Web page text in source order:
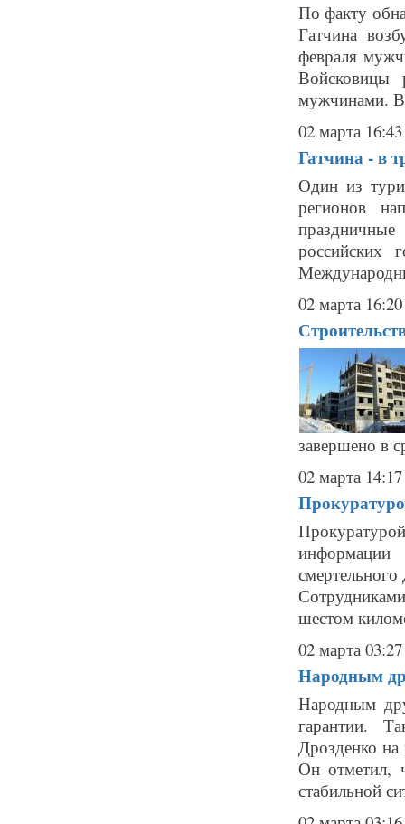
По факту
Гатчина
февраля
Войсковицы
мужчинами. В
02 марта 16:43
Гатчина - в
Один из
регионов
российских
02 марта 16:20
завершено в
02 марта 14:17
шестом
02 марта 03:27
Народным
Народным
гарантии.
Дрозденко
Он отметил,
стабильной